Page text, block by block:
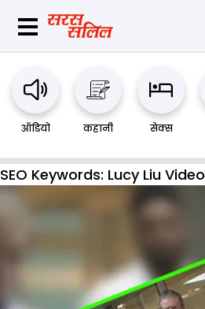
ऑडियो कहानी सेक्स
SEO Keywords: Lucy Liu Video